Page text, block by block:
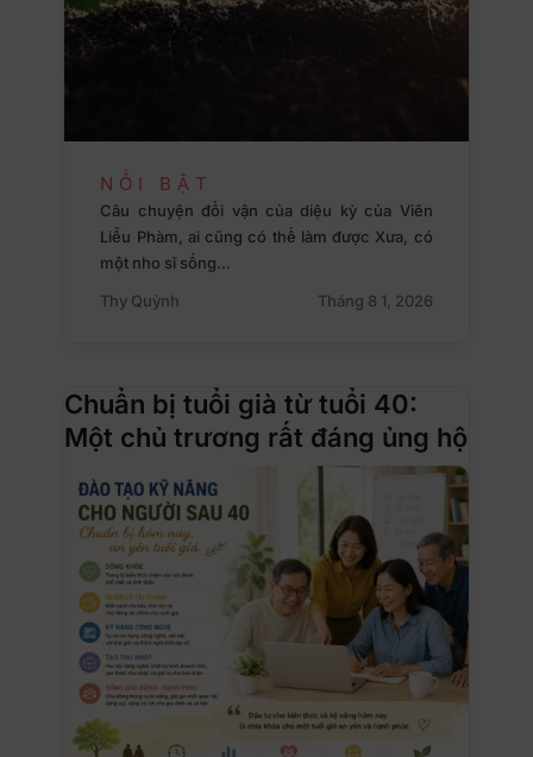
NỔI BẬT
Câu chuyện đổi vận của diệu kỳ của Viên
Liễu Phàm, ai cũng có thể làm được Xưa, có
một nho sĩ sống…
Thy Quỳnh
Tháng 8 1, 2026
Chuẩn bị tuổi già từ tuổi 40:
Một chủ trương rất đáng ủng hộ